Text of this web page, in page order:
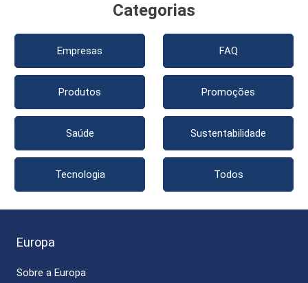
Categorias
Empresas FAQ
Produtos Promoções
Saúde Sustentabilidade
Tecnologia Todos
Europa
Sobre a Europa